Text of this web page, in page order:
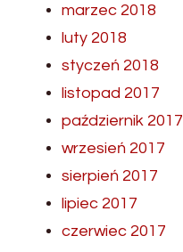
marzec 2018
luty 2018
styczeń 2018
listopad 2017
październik 2017
wrzesień 2017
sierpień 2017
lipiec 2017
czerwiec 2017